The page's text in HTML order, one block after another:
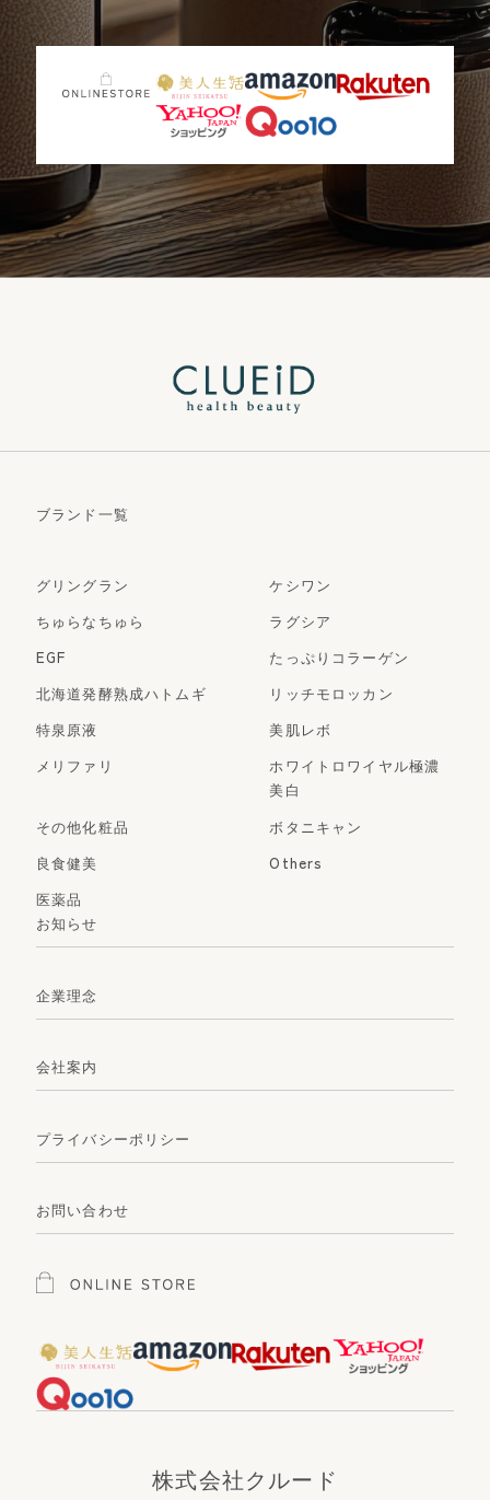
ブランド一覧
グリングラン
ケシワン
ちゅらなちゅら
ラグシア
EGF
たっぷりコラーゲン
北海道発酵熟成ハトムギ
リッチモロッカン
特泉原液
美肌レボ
メリファリ
ホワイトロワイヤル極濃
美白
その他化粧品
ボタニキャン
良食健美
Others
医薬品
お知らせ
企業理念
会社案内
プライバシーポリシー
お問い合わせ
株式会社クルード